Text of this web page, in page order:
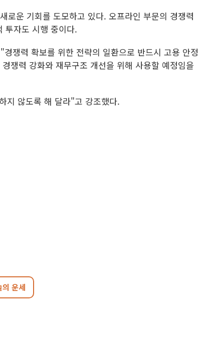
로운 기회를 도모하고 있다. 오프라인 부문의 경쟁력
투자도 시행 중이다.
쟁력 확보를 위한 전략의 일환으로 반드시 고용 안정
쟁력 강화와 재무구조 개선을 위해 사용할 예정임을
지 않도록 해 달라"고 강조했다.
의 운세